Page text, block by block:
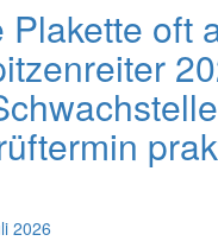
Plakette oft
2026